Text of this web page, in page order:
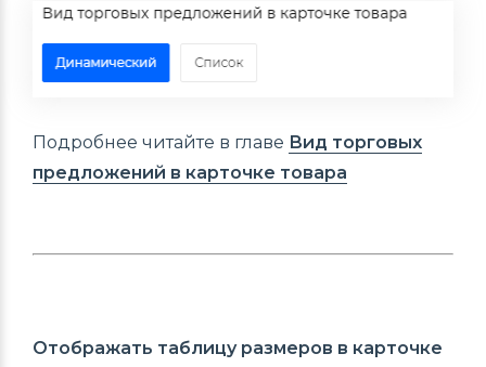
Подробнее читайте в главе Вид торговых
предложений в карточке товара
Отображать таблицу размеров в карточке